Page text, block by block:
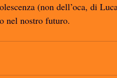
(non dell’oca, di
nel nostro futuro.